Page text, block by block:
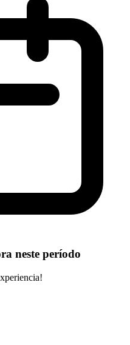
neste período